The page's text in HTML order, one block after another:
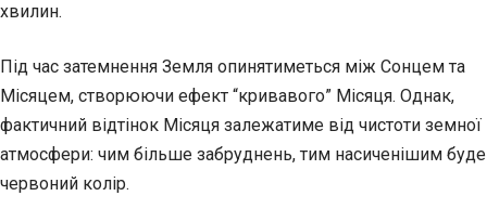
хвилин.
Під час затемнення Земля опинятиметься між Сонцем та
Місяцем, створюючи ефект “кривавого” Місяця. Однак,
фактичний відтінок Місяця залежатиме від чистоти земної
атмосфери: чим більше забруднень, тим насиченішим буде
червоний колір.